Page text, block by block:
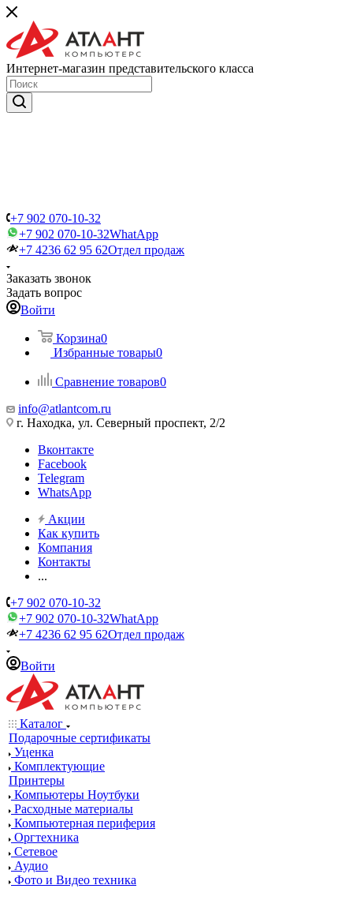
Интернет-магазин представительского класса
+7 902 070-10-32
+7 902 070-10-32WhatApp
+7 4236 62 95 62Отдел продаж
Заказать звонок
Задать вопрос
Войти
Корзина0
Избранные товары0
Сравнение товаров0
info@atlantcom.ru
г. Находка, ул. Северный проспект, 2/2
Вконтакте
Facebook
Telegram
WhatsApp
Акции
Как купить
Компания
Контакты
...
+7 902 070-10-32
+7 902 070-10-32WhatApp
+7 4236 62 95 62Отдел продаж
Войти
Каталог
Подарочные сертификаты
Уценка
Комплектующие
Принтеры
Компьютеры Ноутбуки
Расходные материалы
Компьютерная периферия
Оргтехника
Сетевое
Аудио
Фото и Видео техника